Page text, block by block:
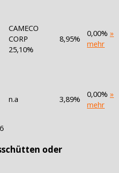
CAMECO
CORP
25,10%
8,95%
0,00% »
mehr
n.a 3,89% 0,00% »
mehr
oder